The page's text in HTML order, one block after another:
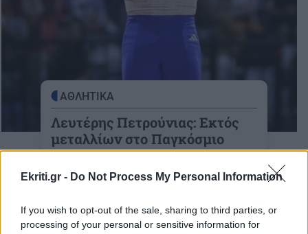
Ekriti.gr - Do Not Process My Personal Information
If you wish to opt-out of the sale, sharing to third parties, or
processing of your personal or sensitive information for
ΑΘΛΗΤΙΚΑ
Λευτέρης Πετρούνιας: Εκτός
μεταλλίων στο Παγκόσμιο
Πρωτάθλημα της Τζακάρτα -
Κατετάγη πέμπτος (βίντεο)
κρίκων